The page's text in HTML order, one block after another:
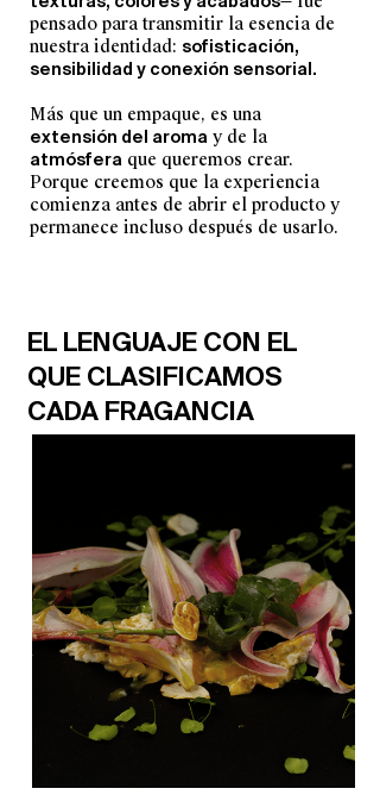
pensado para transmitir la esencia de
nuestra identidad: sofisticación,
sensibilidad y conexión sensorial.
Más que un empaque, es una
extensión del aroma y de la
atmósfera que queremos crear.
Porque creemos que la experiencia
comienza antes de abrir el producto y
permanece incluso después de usarlo.
EL LENGUAJE CON EL
QUE CLASIFICAMOS
CADA FRAGANCIA